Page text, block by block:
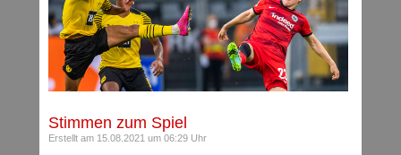
Stimmen zum Spiel
Erstellt am 15.08.2021 um 06:29 Uhr